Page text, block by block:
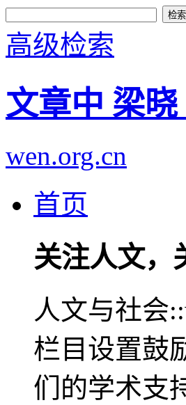
高级检索
文章中 梁
wen.org.cn
首页
关注人文，
人文与社会
栏目设置鼓
们的学术支